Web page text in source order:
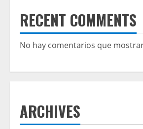
RECENT COMMENTS
No hay comentarios que
ARCHIVES